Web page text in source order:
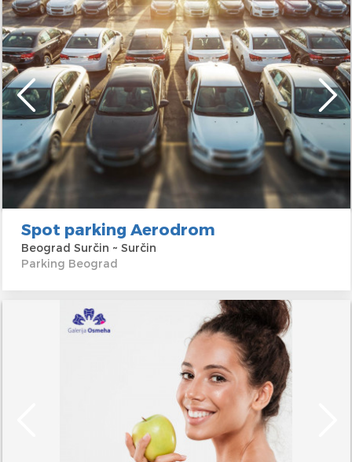
Spot parking Aerodrom
Beograd Surčin ~ Surčin
Parking Beograd